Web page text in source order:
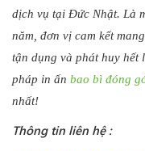
dịch vụ tại Đức Nhật. Là
năm, đơn vị cam kết
tận dụng và phát huy
pháp in ấn bao bì đóng
nhất!
Thông tin liên hệ :